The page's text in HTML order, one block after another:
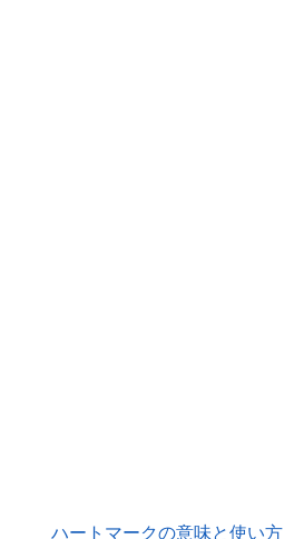
ハートマークの意味と使い方